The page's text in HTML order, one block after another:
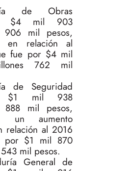
de Obras
$4 mil 903
906 mil pesos,
en relación al
fue por $4 mil
762 mil
de Seguridad
$1 mil 938
888 mil pesos,
un aumento
relación al 2016
por $1 mil 870
mil pesos.
General de